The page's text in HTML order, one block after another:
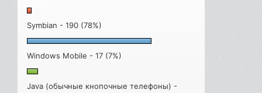
Symbian - 190 (78%)
Windows Mobile - 17 (7%)
Java (обычные кнопочные телефоны) -